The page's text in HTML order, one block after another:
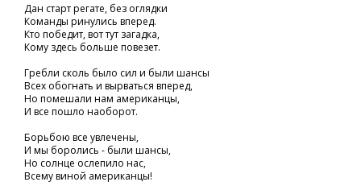
Дан старт регате, без оглядки
Команды ринулись вперед.
Кто победит, вот тут загадка,
Кому здесь больше повезет.
Гребли сколь было сил и были шансы
Всех обогнать и вырваться вперед,
Но помешали нам американцы,
И все пошло наоборот.
Борьбою все увлечены,
И мы боролись - были шансы,
Но солнце ослепило нас,
Всему виной американцы!